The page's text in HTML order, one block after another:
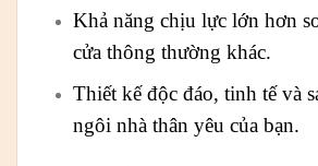
Khả năng chịu lực lớn hơn
cửa thông thường khác.
Thiết kế độc đáo, tinh tế và
ngôi nhà thân yêu của bạn.